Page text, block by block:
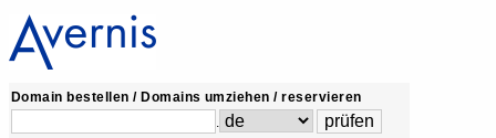
Domain bestellen / Domains umziehen / reservieren
.